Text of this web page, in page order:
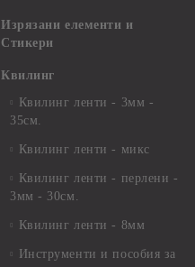
Изрязани елементи и
Стикери
Квилинг
Квилинг ленти - 3мм -
35см.
Квилинг ленти - микс
Квилинг ленти - перлени -
3мм - 30см.
Квилинг ленти - 8мм
Инструменти и пособия за